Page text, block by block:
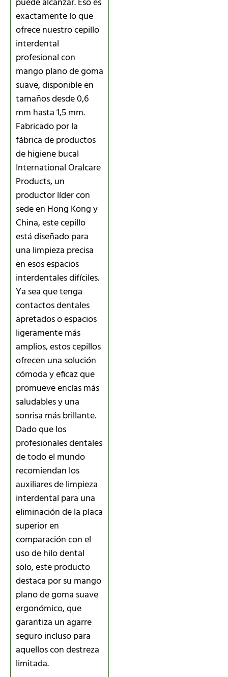
exactamente lo que
ofrece nuestro cepillo
interdental
profesional con
mango plano de goma
suave, disponible en
tamaños desde 0,6
mm hasta 1,5 mm.
Fabricado por la
fábrica de productos
de higiene bucal
International Oralcare
Products, un
productor líder con
sede en Hong Kong y
China, este cepillo
está diseñado para
una limpieza precisa
en esos espacios
interdentales difíciles.
Ya sea que tenga
contactos dentales
apretados o espacios
ligeramente más
amplios, estos cepillos
ofrecen una solución
cómoda y eficaz que
promueve encías más
saludables y una
sonrisa más brillante.
Dado que los
profesionales dentales
de todo el mundo
recomiendan los
auxiliares de limpieza
interdental para una
eliminación de la placa
superior en
comparación con el
uso de hilo dental
solo, este producto
destaca por su mango
plano de goma suave
ergonómico, que
garantiza un agarre
seguro incluso para
aquellos con destreza
limitada.